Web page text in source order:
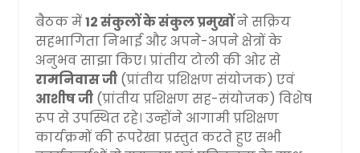
बैठक में12 संकुलों के संकुल प्रमुखोंने सक्रिय
सहभागिता निभाई और अपने-अपने क्षेत्रों के
अनुभव साझा किए। प्रांतीय टोली की ओर से
रामनिवास जी (प्रांतीय प्रशिक्षण संयोजक) एवं
आशीष जी (प्रांतीय प्रशिक्षण सह-संयोजक) विशेष
रूप से उपस्थित रहे। उन्होंने आगामी प्रशिक्षण
कार्यक्रमों की रूपरेखा प्रस्तुत करते हुए सभी